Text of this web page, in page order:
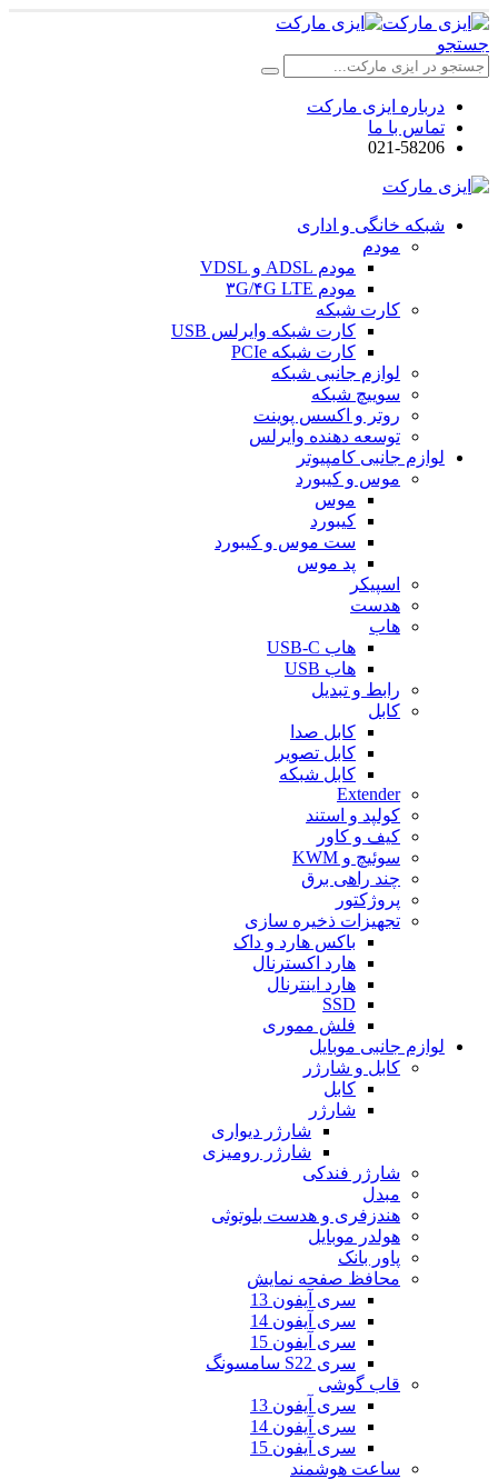
جستجو
درباره ایزی مارکت
تماس با ما
021-58206
شبکه خانگی و اداری
مودم
مودم ADSL و VDSL
مودم ۳G/۴G LTE
کارت شبکه
کارت شبکه وایرلس USB
کارت شبکه PCIe
لوازم جانبی شبکه
سوییچ شبکه
روتر و اکسس پوینت
توسعه دهنده وایرلس
لوازم جانبی کامپیوتر
موس و کیبورد
موس
کیبورد
ست موس و کیبورد
پد موس
اسپیکر
هدست
هاب
هاب USB-C
هاب USB
رابط و تبدیل
کابل
کابل صدا
کابل تصویر
کابل شبکه
Extender
کولپد و استند
کیف و کاور
سوئیچ و KWM
چند راهی برق
پروژکتور
تجهیزات ذخیره سازی
باکس هارد و داک
هارد اکسترنال
هارد اینترنال
SSD
فلش مموری
لوازم جانبی موبایل
کابل و شارژر
کابل
شارژر
شارژر دیواری
شارژر رومیزی
شارژر فندکی
مبدل
هندزفری و هدست بلوتوثی
هولدر موبایل
پاور بانک
محافظ صفحه نمایش
سری آیفون 13
سری آیفون 14
سری آیفون 15
سری S22 سامسونگ
قاب گوشی
سری آیفون 13
سری آیفون 14
سری آیفون 15
ساعت هوشمند